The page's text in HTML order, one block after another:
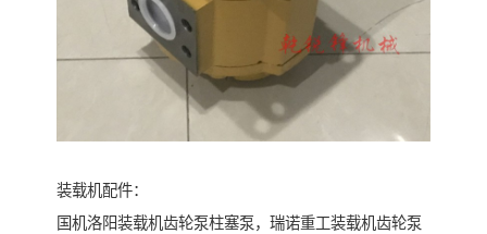
装载机配件：
国机洛阳装载机齿轮泵柱塞泵，瑞诺重工装载机齿轮泵